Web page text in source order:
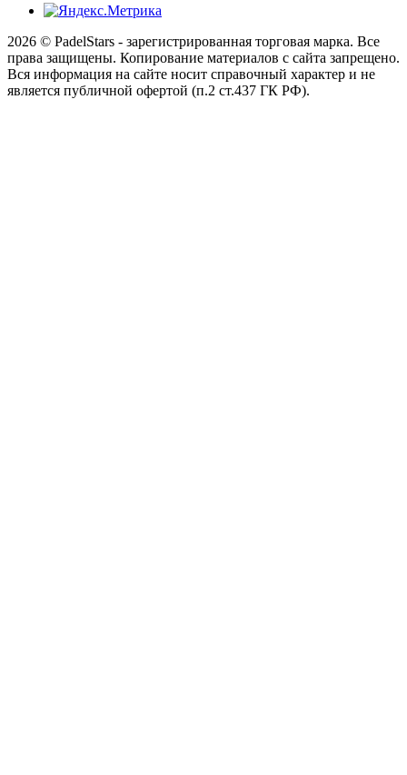
2026 © PadelStars - зарегистрированная торговая марка. Все
права защищены. Копирование материалов с сайта запрещено.
Вся информация на сайте носит справочный характер и не
является публичной офертой (п.2 ст.437 ГК РФ).